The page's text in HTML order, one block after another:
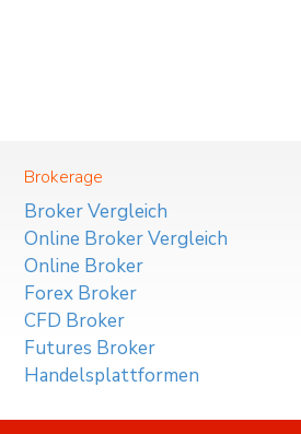
Brokerage
Broker Vergleich
Online Broker Vergleich
Online Broker
Forex Broker
CFD Broker
Futures Broker
Handelsplattformen